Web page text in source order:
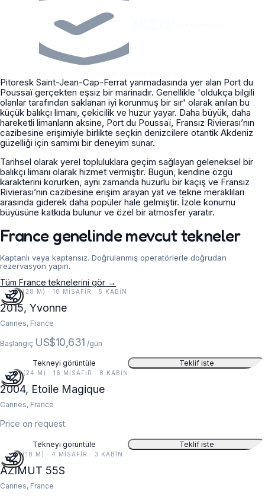
Pitoresk Saint-Jean-Cap-Ferrat yarımadasında yer alan Port du
Poussaï gerçekten eşsiz bir marinadır. Genellikle 'oldukça bilgili
olanlar tarafından saklanan iyi korunmuş bir sır' olarak anılan bu
küçük balıkçı limanı, çekicilik ve huzur yayar. Daha büyük, daha
hareketli limanların aksine, Port du Poussaï, Fransız Rivierası’nın
cazibesine erişimiyle birlikte seçkin denizcilere otantik Akdeniz
güzelliği için samimi bir deneyim sunar.
Tarihsel olarak yerel topluluklara geçim sağlayan geleneksel bir
balıkçı limanı olarak hizmet vermiştir. Bugün, kendine özgü
karakterini korurken, aynı zamanda huzurlu bir kaçış ve Fransız
Rivierası’nın cazibesine erişim arayan yat ve tekne meraklıları
arasında giderek daha popüler hale gelmiştir. İzole konumu
büyüsüne katkıda bulunur ve özel bir atmosfer yaratır.
France genelinde mevcut tekneler
Kaptanlı veya kaptansız. Doğrulanmış operatörlerle doğrudan
rezervasyon yapın.
Tüm France teknelerini gör →
92 FT (28 M) · 10 MISAFIR · 5 KABIN
2015, Yvonne
Cannes, France
Başlangıç US$10,631 /gün
Tekneyi görüntüle Teklif iste
80 FT (24 M) · 16 MISAFIR · 8 KABIN
2004, Etoile Magique
Cannes, France
Price on request
Tekneyi görüntüle Teklif iste
59 FT (18 M) · 4 MISAFIR · 3 KABIN
AZIMUT 55S
Cannes, France